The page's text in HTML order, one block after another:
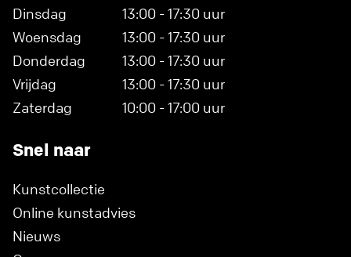
Dinsdag
13:00 - 17:30 uur
Woensdag
13:00 - 17:30 uur
Donderdag
13:00 - 17:30 uur
Vrijdag
13:00 - 17:30 uur
Zaterdag
10:00 - 17:00 uur
Snel naar
Kunstcollectie
Online kunstadvies
Nieuws